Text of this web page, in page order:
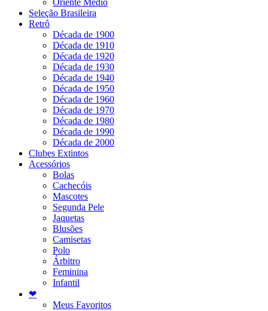
Oriente Médio
Seleção Brasileira
Retrô
Década de 1900
Década de 1910
Década de 1920
Década de 1930
Década de 1940
Década de 1950
Década de 1960
Década de 1970
Década de 1980
Década de 1990
Década de 2000
Clubes Extintos
Acessórios
Bolas
Cachecóis
Mascotes
Segunda Pele
Jaquetas
Blusões
Camisetas
Polo
Árbitro
Feminina
Infantil
❤
Meus Favoritos